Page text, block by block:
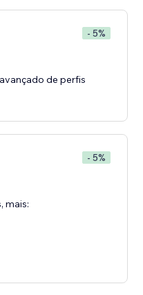
- 5%
de perfis
- 5%
mais: